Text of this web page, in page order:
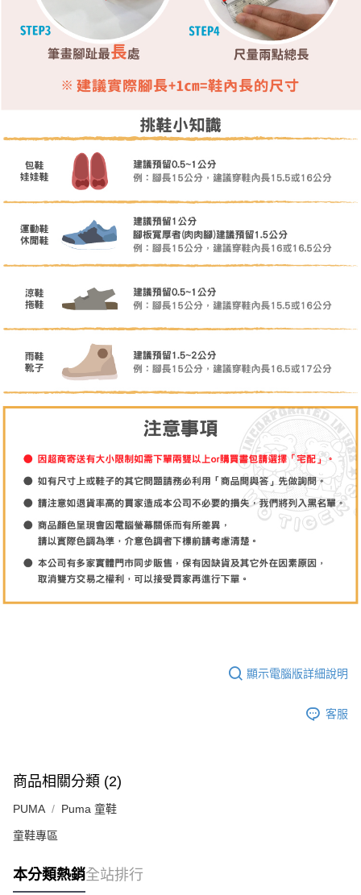
顯示電腦版詳細說明
客服
商品相關分類 (2)
PUMA Puma 童鞋
童鞋專區
本分類熱銷全站排行